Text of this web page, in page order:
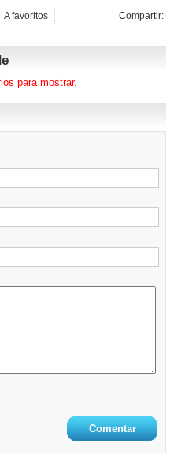
Compartir:
A favoritos
para mostrar.